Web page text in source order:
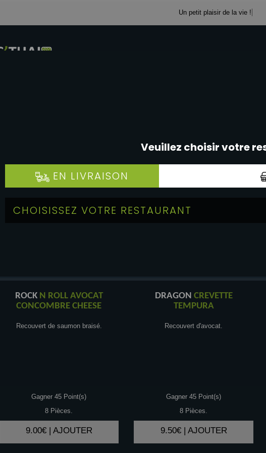
Un petit plaisir de la vie !
SPÉCIAL ROLLS
ROCKN ROLL AVOCAT
CONCOMBRE CHEESE
Recouvert de saumon braisé.
Gagner 45 Point(s)
8 Pièces.
9.00€ | AJOUTER
DRAGON CREVETTE
TEMPURA
Recouvert d'avocat.
Gagner 45 Point(s)
8 Pièces.
9.50€ | AJOUTER